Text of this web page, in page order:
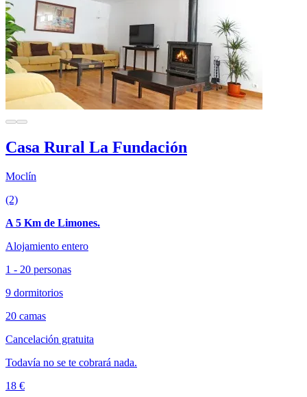
Casa Rural La Fundación
Moclín
(2)
A 5 Km de Limones.
Alojamiento entero
1 - 20 personas
9 dormitorios
20 camas
Cancelación gratuita
Todavía no se te cobrará nada.
18 €